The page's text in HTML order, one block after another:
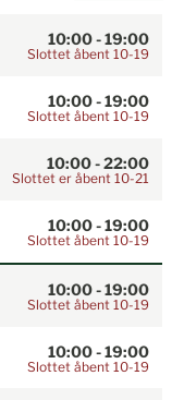
10:00 - 19:00
Slottet åbent 10-19
10:00 - 19:00
Slottet åbent 10-19
10:00 - 22:00
Slottet er åbent 10-21
10:00 - 19:00
Slottet åbent 10-19
10:00 - 19:00
Slottet åbent 10-19
10:00 - 19:00
Slottet åbent 10-19